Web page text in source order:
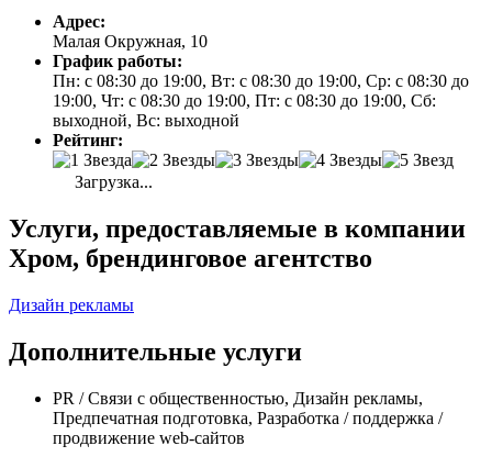
Адрес:
Малая Окружная, 10
График работы:
Пн: с 08:30 до 19:00, Вт: с 08:30 до 19:00, Ср: с 08:30 до
19:00, Чт: с 08:30 до 19:00, Пт: с 08:30 до 19:00, Сб:
выходной, Вс: выходной
Рейтинг:
Загрузка...
Услуги, предоставляемые в компании
Хром, брендинговое агентство
Дизайн рекламы
Дополнительные услуги
PR / Связи с общественностью, Дизайн рекламы,
Предпечатная подготовка, Разработка / поддержка /
продвижение web-сайтов